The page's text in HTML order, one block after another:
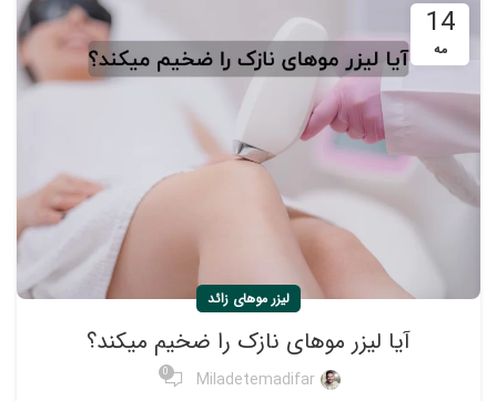
14
مه
لیزر موهای زائد
آیا لیزر موهای نازک را ضخیم میکند؟
Miladetemadifar
0